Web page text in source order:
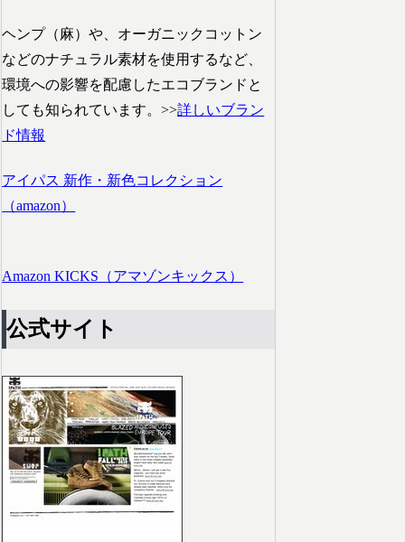
ヘンプ（麻）や、オーガニックコットン
などのナチュラル素材を使用するなど、
環境への影響を配慮したエコブランドと
しても知られています。>>詳しいブラン
ド情報
アイパス 新作・新色コレクション
（amazon）
Amazon KICKS（アマゾンキックス）
公式サイト